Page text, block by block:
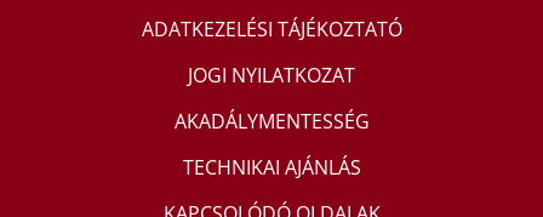
ADATKEZELÉSI TÁJÉKOZTATÓ
JOGI NYILATKOZAT
AKADÁLYMENTESSÉG
TECHNIKAI AJÁNLÁS